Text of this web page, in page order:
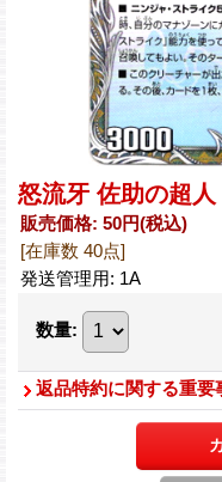
怒流牙 佐助の超人
販売価格: 50円(税込)
[在庫数 40点]
発送管理用: 1A
数量:
返品特約に関する重要